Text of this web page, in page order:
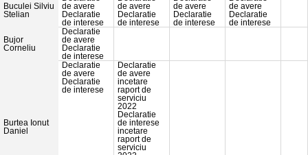
Buculei Silviu
Stelian
de avere
Declaratie
de interese
de avere
Declaratie
de interese
de avere
Declaratie
de interese
de avere
Declaratie
de interese
Bujor
Corneliu
Declaratie
de avere
Declaratie
de interese
Burtea Ionut
Daniel
Declaratie
de avere
Declaratie
de interese
Declaratie
de avere
incetare
raport de
serviciu
2022
Declaratie
de interese
incetare
raport de
serviciu